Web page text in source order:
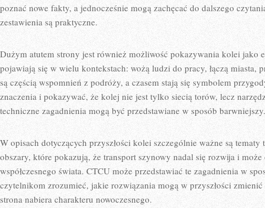
poznać nowe fakty, a jednocześnie mogą zachęcać do dalszego
zestawienia są praktyczne.
Dużym atutem strony jest również możliwość pokazywania kolei jako
pojawiają się w wielu kontekstach: wożą ludzi do pracy, łączą miasta,
są częścią wspomnień z podróży, a czasem stają się symbolem
znaczenia i pokazywać, że kolej nie jest tylko siecią torów, lecz
techniczne zagadnienia mogą być przedstawiane w sposób barwniejszy.
W opisach dotyczących przyszłości kolei szczególnie ważne są tematy
obszary, które pokazują, że transport szynowy nadal się rozwija i
współczesnego świata. CTCU może przedstawiać te zagadnienia w
czytelnikom zrozumieć, jakie rozwiązania mogą w przyszłości
strona nabiera charakteru nowoczesnego.